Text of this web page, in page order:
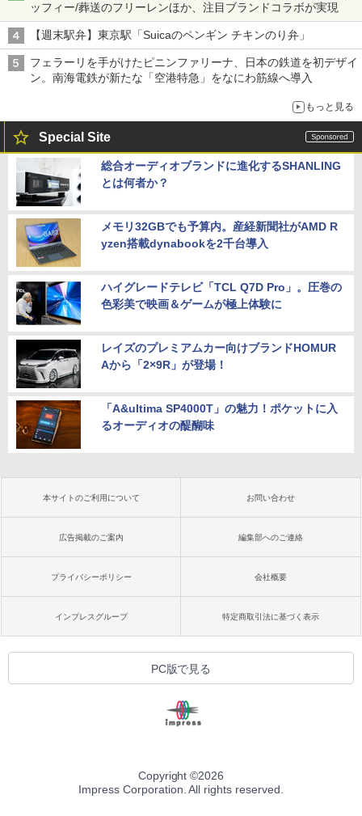
ッフィー/葬送のフリーレンほか、注目ブランドコラボが実現
【週末駅弁】東京駅「Suicaのペンギン チキンのり弁」
フェラーリを手がけたピニンファリーナ、日本の鉄道を初デザイ
ン。南海電鉄が新たな「空港特急」をなにわ筋線へ導入
もっと見る
Special Site
総合オーディオブランドに進化するSHANLING
とは何者か？
メモリ32GBでも予算内。産経新聞社がAMD R
yzen搭載dynabookを2千台導入
ハイグレードテレビ「TCL Q7D Pro」。圧巻の
色彩美で映画＆ゲームが極上体験に
レイズのプレミアムカー向けブランドHOMUR
Aから「2×9R」が登場！
「A&ultima SP4000T」の魅力！ポケットに入
るオーディオの醍醐味
本サイトのご利用について お問い合わせ
広告掲載のご案内 編集部へのご連絡
プライバシーポリシー 会社概要
インプレスグループ 特定商取引法に基づく表示
PC版で見る
Copyright ©2026
Impress Corporation. All rights reserved.